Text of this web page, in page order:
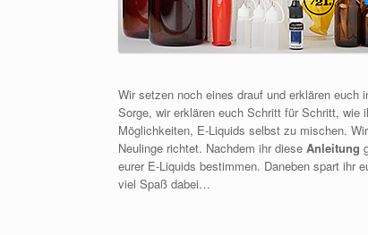
Wir setzen noch eines drauf und erklären euch
Sorge, wir erklären euch Schritt für Schritt, wie
Möglichkeiten, E-Liquids selbst zu mischen.
Neulinge richtet. Nachdem ihr diese Anleitung
eurer E-Liquids bestimmen. Daneben spart ihr
viel Spaß dabei…